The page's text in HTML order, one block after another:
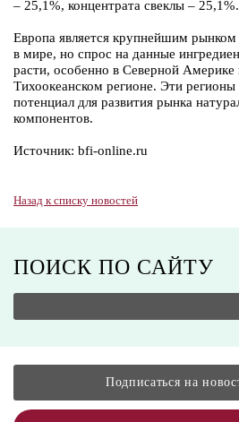
– 25,1%, концентрата свеклы – 25,1%.
Европа является крупнейшим рынком
в мире, но спрос на данные
расти, особенно в Северной Америке
Тихоокеанском регионе. Эти
потенциал для развития рынка
компонентов.
Источник: bfi-online.ru
Назад к списку новостей
ПОИСК ПО САЙТУ